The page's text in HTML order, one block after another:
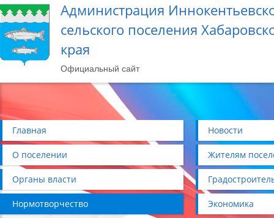
Администрация
сельского поселения
края
Официальный сайт
Главная Новости
О поселении Жителям
Органы власти
Нормотворчество Экономика